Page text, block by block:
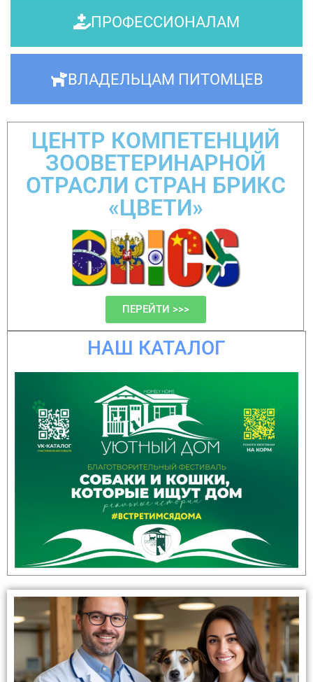
ПРОФЕССИОНАЛАМ
ВЛАДЕЛЬЦАМ ПИТОМЦЕВ
ЦЕНТР КОМПЕТЕНЦИЙ
ЗООВЕТЕРИНАРНОЙ
ОТРАСЛИ СТРАН БРИКС
«ЦВЕТИ»
ПЕРЕЙТИ >>>
НАШ КАТАЛОГ